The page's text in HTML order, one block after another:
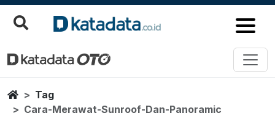
Cara Merawat Sunroof Dan
Berita Terbaru
HomeTag
Cara-Merawat-Sunroof-Dan-Panoramic